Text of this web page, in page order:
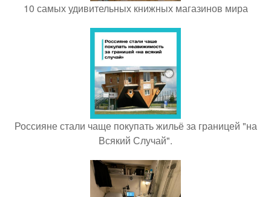
10 самых удивительных книжных магазинов мира
Россияне стали чаще покупать жильё за границей "на
Всякий Случай".